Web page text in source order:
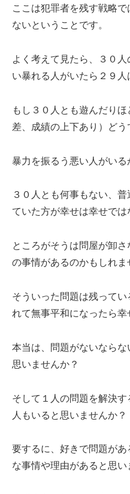
ここは犯罪者を残す戦略
ないということです。
よく考えて見たら、３０
い暴れる人がいたら２９人
もし３０人とも遊んだり
差、成績の上下あり）どう
暴力を振るう悪い人がいる
３０人とも何事もない、
ていた方が幸せは幸せでは
ところがそうは問屋が卸
の事情があるのかもしれま
そういった問題は残って
れて無事平和になったら
本当は、問題がないなら
思いませんか？
そして１人の問題を解決
人もいると思いませんか？
要するに、好きで問題が
な事情や理由があると思い